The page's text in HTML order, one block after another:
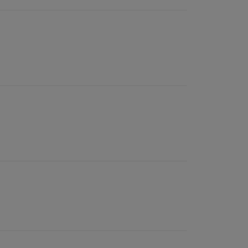
informatie voor Aantal
voor Aantal USB-poorten
voor Geschikt voor HDR